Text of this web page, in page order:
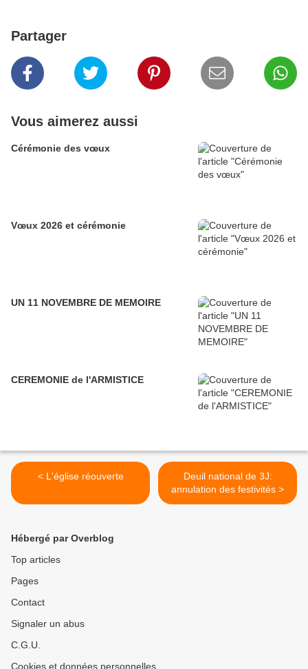
Partager
Vous aimerez aussi
Cérémonie des vœux
Vœux 2026 et cérémonie
UN 11 NOVEMBRE DE MEMOIRE
CEREMONIE de l'ARMISTICE
< L'église réouverte
Deuil national de 3J:
annulation des festivités >
Hébergé par Overblog
Top articles
Pages
Contact
Signaler un abus
C.G.U.
Cookies et données personnelles